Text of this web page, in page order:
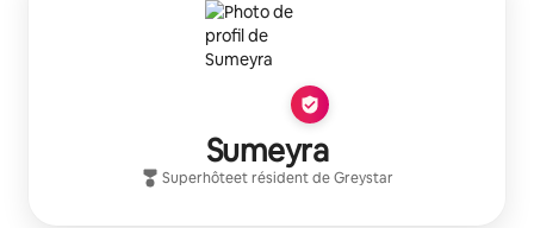
Sumeyra
Superhôteet résident deGreystar